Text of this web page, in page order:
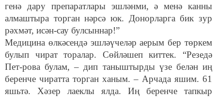
генә дару препаратлары эшләнми, ә менә канны
алмаштыра торган нәрсә юк. Донорларга бик зур
рәхмәт, исән-сау булсыннар!”
Медицина өлкәсендә эшләүчеләр аерым бер төркем
булып чират торалар. Сөйләшеп киттек. “Резедә
Пет-рова булам, – дип таныштырды үзе белән иң
беренче чиратта торган ханым. – Арчада яшим. 61
яшьтә. Хәзер лаеклы ялда. Иң беренче тапкыр